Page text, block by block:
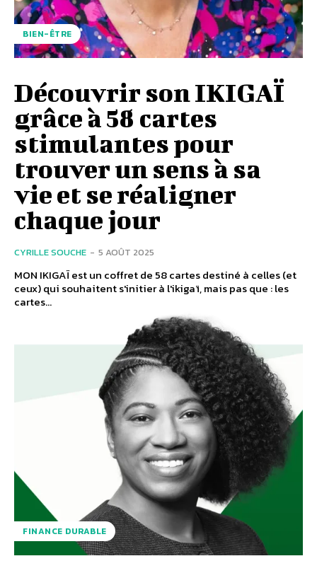
BIEN-ÊTRE
Découvrir son IKIGAÏ
grâce à 58 cartes
stimulantes pour
trouver un sens à sa
vie et se réaligner
chaque jour
CYRILLE SOUCHE - 5 AOÛT 2025
MON IKIGAÏ est un coffret de 58 cartes destiné à celles (et
ceux) qui souhaitent s'initier à l'ikigaï, mais pas que : les
cartes...
FINANCE DURABLE